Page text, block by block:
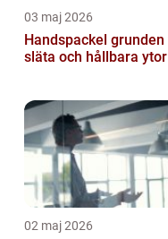
03 maj 2026
Handspackel grunden för
släta och hållbara ytor
02 maj 2026